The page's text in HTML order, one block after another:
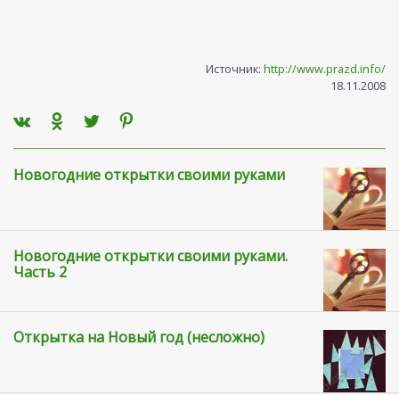
Источник: http://www.prazd.info/
18.11.2008
Новогодние открытки своими руками
Новогодние открытки своими руками.
Часть 2
Открытка на Новый год (несложно)